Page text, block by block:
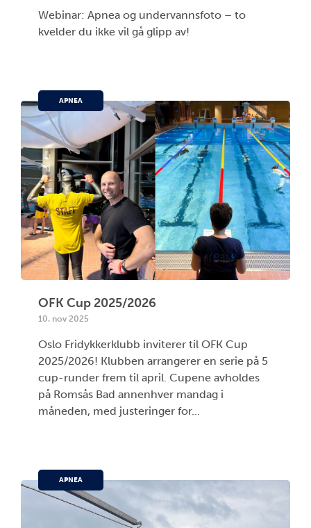
Webinar: Apnea og undervannsfoto – to
kvelder du ikke vil gå glipp av!
APNEA
OFK Cup 2025/2026
10. nov 2025
Oslo Fridykkerklubb inviterer til OFK Cup
2025/2026! Klubben arrangerer en serie på 5
cup-runder frem til april. Cupene avholdes
på Romsås Bad annenhver mandag i
måneden, med justeringer for...
APNEA